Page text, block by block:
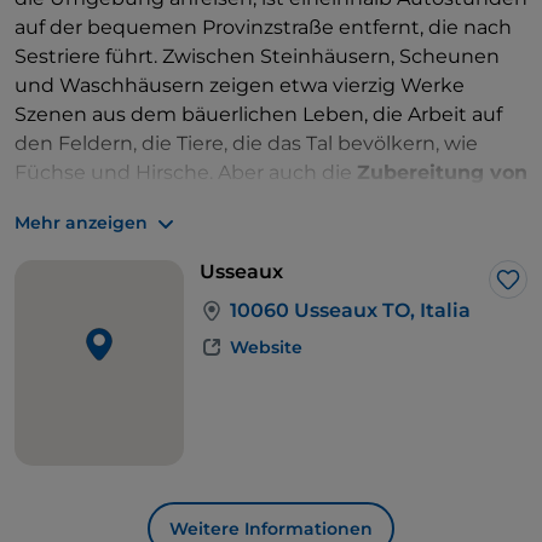
auf der bequemen Provinzstraße entfernt, die nach
Sestriere führt. Zwischen Steinhäusern, Scheunen
und Waschhäusern zeigen etwa vierzig Werke
Szenen aus dem bäuerlichen Leben, die Arbeit auf
den Feldern, die Tiere, die das Tal bevölkern, wie
Füchse und Hirsche. Aber auch die Zubereitung von
Davon erzählt auch die alte
Besuch wert ist: Man geht in den Wald bis zu einem
Bach, der ungestüm vom Berg herabfließt und das
große Wasserrad antreibt.
Verlassen Sie das Chisone-Tal, aber nicht das
(3841 Meter), der König aus Stein.
Mehr anzeigen
Usseaux
10060 Usseaux TO, Italia
Website
Weitere Informationen